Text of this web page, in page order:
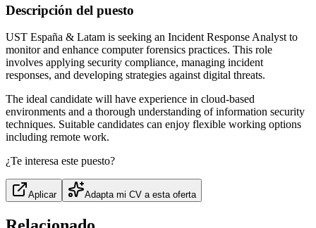
Descripción del puesto
UST España & Latam is seeking an Incident Response Analyst to
monitor and enhance computer forensics practices. This role
involves applying security compliance, managing incident
responses, and developing strategies against digital threats.
The ideal candidate will have experience in cloud-based
environments and a thorough understanding of information security
techniques. Suitable candidates can enjoy flexible working options
including remote work.
¿Te interesa este puesto?
Aplicar Adapta mi CV a esta oferta